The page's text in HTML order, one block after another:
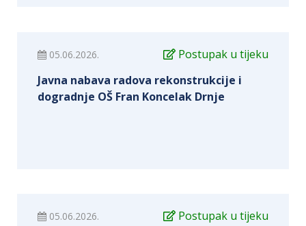
05.06.2026.
Postupak u tijeku
Javna nabava radova rekonstrukcije i
dogradnje OŠ Fran Koncelak Drnje
05.06.2026.
Postupak u tijeku